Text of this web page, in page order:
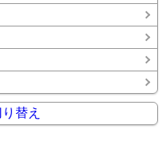
替え